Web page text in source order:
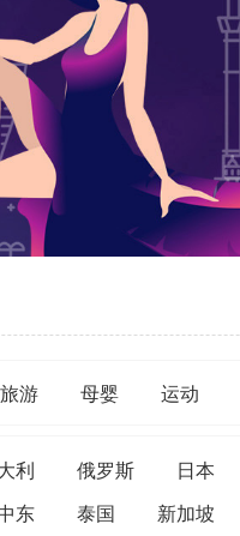
旅游 母婴 运动
利 俄罗斯 日本
东 泰国 新加坡